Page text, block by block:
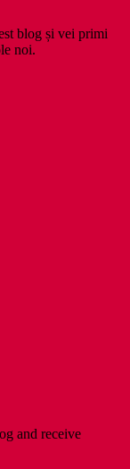
blog și vei primi
noi.
and receive